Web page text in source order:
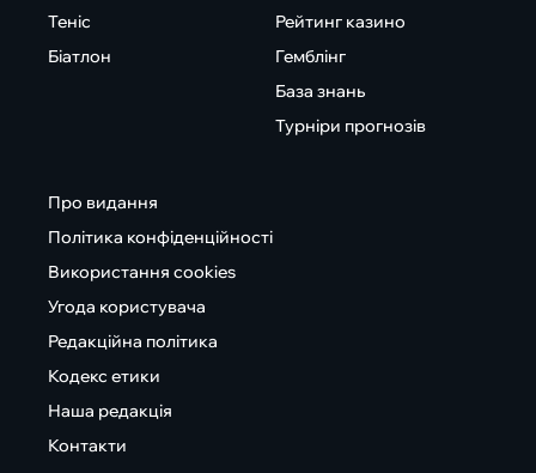
Теніс
Біатлон
Рейтинг казино
Гемблінг
База знань
Турніри прогнозів
Про видання
Політика конфіденційності
Використання cookies
Угода користувача
Редакційна політика
Кодекс етики
Наша редакція
Контакти